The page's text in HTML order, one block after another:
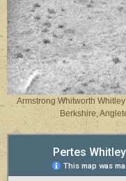
Armstrong Whitworth
Berkshire,